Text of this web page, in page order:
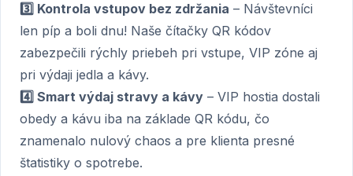
3️⃣ Kontrola vstupov bez zdržania – Návštevníci
len píp a boli dnu! Naše čítačky QR kódov
zabezpečili rýchly priebeh pri vstupe, VIP zóne aj
pri výdaji jedla a kávy.
4️⃣ Smart výdaj stravy a kávy – VIP hostia dostali
obedy a kávu iba na základe QR kódu, čo
znamenalo nulový chaos a pre klienta presné
štatistiky o spotrebe.